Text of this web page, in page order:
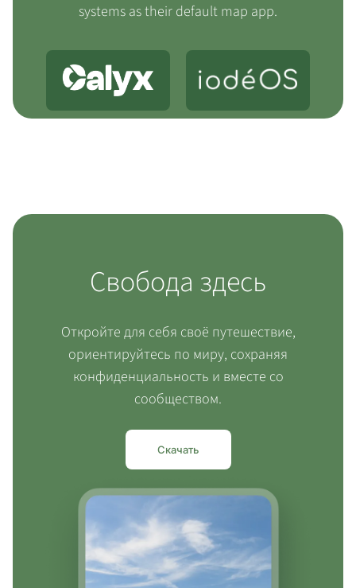
systems as their default map app.
Свобода здесь
Откройте для себя своё путешествие,
ориентируйтесь по миру, сохраняя
конфиденциальность и вместе со
сообществом.
Скачать